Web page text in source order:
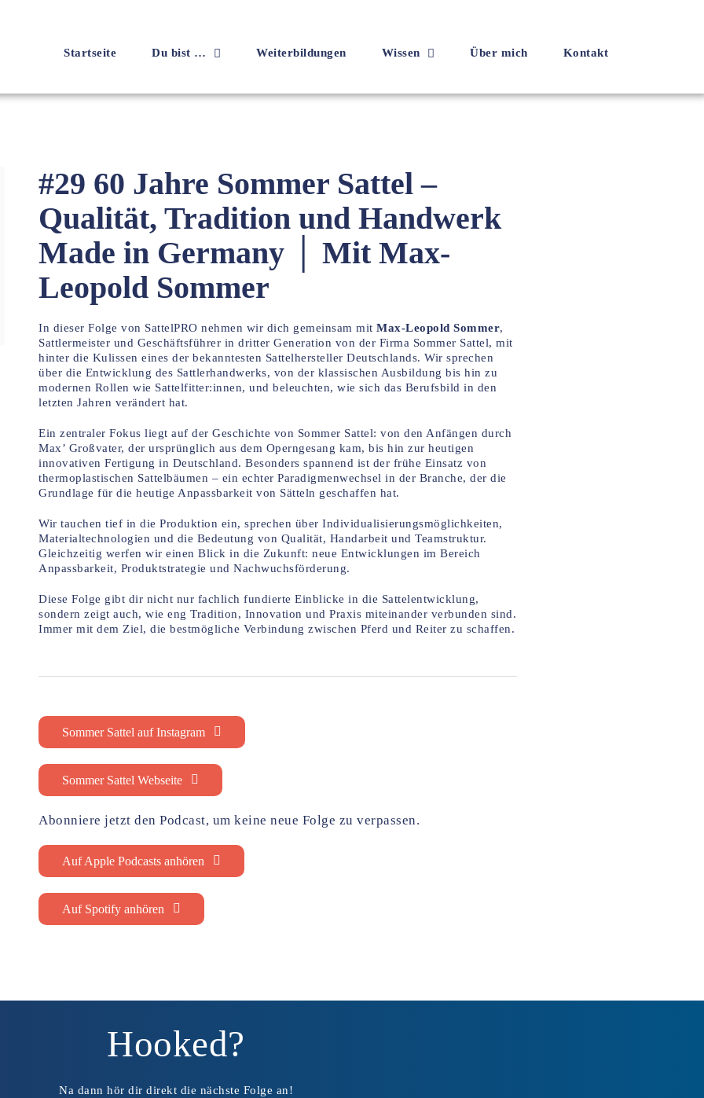
Startseite
Du bist … Weiterbildungen Wissen Über mich Kontakt
#29 60 Jahre Sommer Sattel –
Qualität, Tradition und Handwerk
Made in Germany │ Mit Max-
Leopold Sommer
In dieser Folge von SattelPRO nehmen wir dich gemeinsam mitMax-Leopold Sommer,
Sattlermeister und Geschäftsführer in dritter Generation von der Firma Sommer Sattel, mit
hinter die Kulissen eines der bekanntesten Sattelhersteller Deutschlands. Wir sprechen
über die Entwicklung des Sattlerhandwerks, von der klassischen Ausbildung bis hin zu
modernen Rollen wie Sattelfitter:innen, und beleuchten, wie sich das Berufsbild in den
letzten Jahren verändert hat.
Ein zentraler Fokus liegt auf der Geschichte von Sommer Sattel: von den Anfängen durch
Max’ Großvater, der ursprünglich aus dem Operngesang kam, bis hin zur heutigen
innovativen Fertigung in Deutschland. Besonders spannend ist der frühe Einsatz von
thermoplastischen Sattelbäumen – ein echter Paradigmenwechsel in der Branche, der die
Grundlage für die heutige Anpassbarkeit von Sätteln geschaffen hat.
Wir tauchen tief in die Produktion ein, sprechen über Individualisierungsmöglichkeiten,
Materialtechnologien und die Bedeutung von Qualität, Handarbeit und Teamstruktur.
Gleichzeitig werfen wir einen Blick in die Zukunft: neue Entwicklungen im Bereich
Anpassbarkeit, Produktstrategie und Nachwuchsförderung.
Diese Folge gibt dir nicht nur fachlich fundierte Einblicke in die Sattelentwicklung,
sondern zeigt auch, wie eng Tradition, Innovation und Praxis miteinander verbunden sind.
Immer mit dem Ziel, die bestmögliche Verbindung zwischen Pferd und Reiter zu schaffen.
Sommer Sattel auf Instagram
Sommer Sattel Webseite
Abonniere jetzt den Podcast, um keine neue Folge zu verpassen.
Auf Apple Podcasts anhören
Auf Spotify anhören
Hooked?
Na dann hör dir direkt die nächste Folge an!